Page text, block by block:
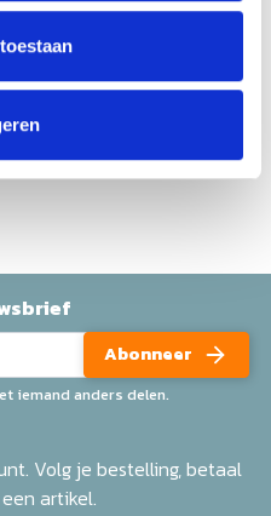
het schrijven van een
Abonneer
iemand anders delen.
Volg je bestelling, betaal
artikel.